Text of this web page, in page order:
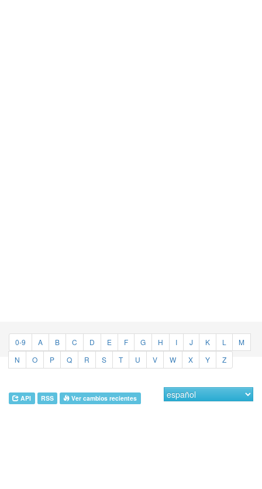
0-9 A B C D E F G H I J K L
M
N
O P Q R S T U V W X Y Z
API RSS Ver cambios recientes